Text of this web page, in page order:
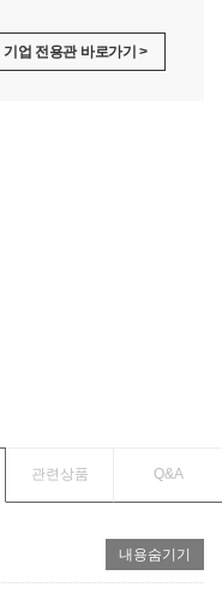
기업 전용관 바로가기 >
관련상품 Q&A
내용숨기기